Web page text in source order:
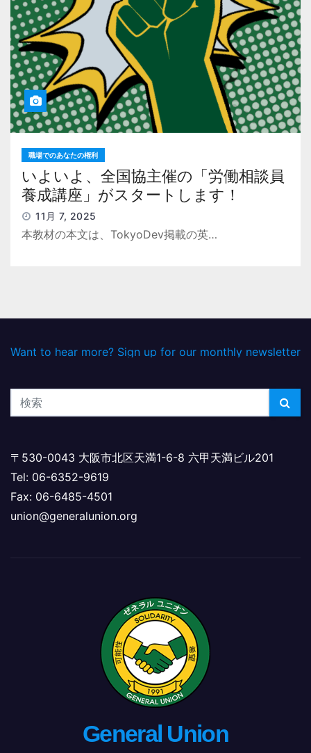
職場でのあなたの権利
いよいよ、全国協主催の「労働相談員
養成講座」がスタートします！
11月 7, 2025
本教材の本文は、TokyoDev掲載の英…
Want to hear more? Sign up for our monthly newsletter
〒530-0043 大阪市北区天満1-6-8 六甲天満ビル201
Tel: 06-6352-9619
Fax: 06-6485-4501
union@generalunion.org
General Union